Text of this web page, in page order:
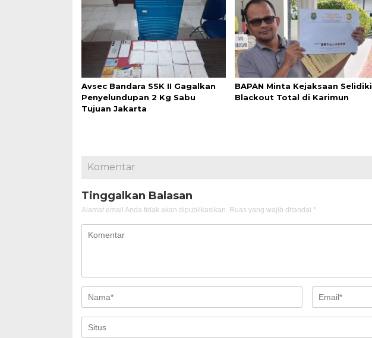
Avsec Bandara SSK II Gagalkan
Penyelundupan 2 Kg Sabu
Tujuan Jakarta
BAPAN Minta Kejaksaan Selidiki
Blackout Total di Karimun
Komentar
Tinggalkan Balasan
Alamat email Anda tidak akan dipublikasikan. Ruas yang wajib ditandai *